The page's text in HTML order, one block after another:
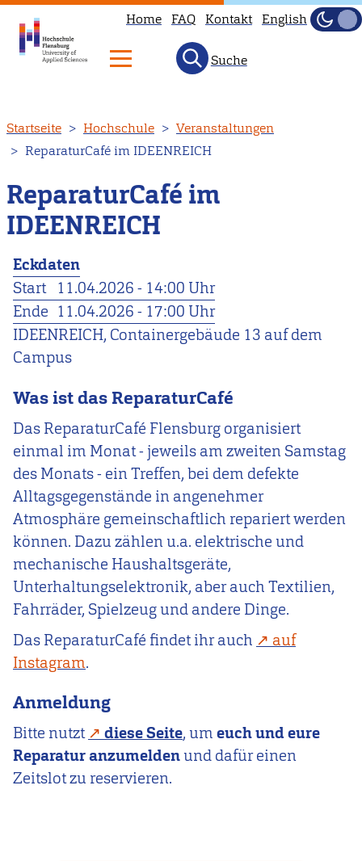
zum
Inhalt
Home FAQ Kontakt English
Hell
Suche
Startseite Hochschule
Veranstaltungen
ReparaturCafé im IDEENREICH
ReparaturCafé im
IDEENREICH
Eckdaten
Start 11.04.2026 - 14:00 Uhr
Ende 11.04.2026 - 17:00 Uhr
IDEENREICH, Containergebäude 13 auf dem
Campus
Was ist das ReparaturCafé
Das ReparaturCafé Flensburg organisiert
einmal im Monat - jeweils am zweiten Samstag
des Monats - ein Treffen, bei dem defekte
Alltagsgegenstände in angenehmer
Atmosphäre gemeinschaftlich repariert werden
können. Dazu zählen u.a. elektrische und
mechanische Haushaltsgeräte,
Unterhaltungselektronik, aber auch Textilien,
Fahrräder, Spielzeug und andere Dinge.
Das ReparaturCafé findet ihr auch
auf
Instagram.
Anmeldung
Bitte nutzt diese Seite, um euch und eure
Reparatur anzumeldenund dafür einen
Zeitslot zu reservieren.